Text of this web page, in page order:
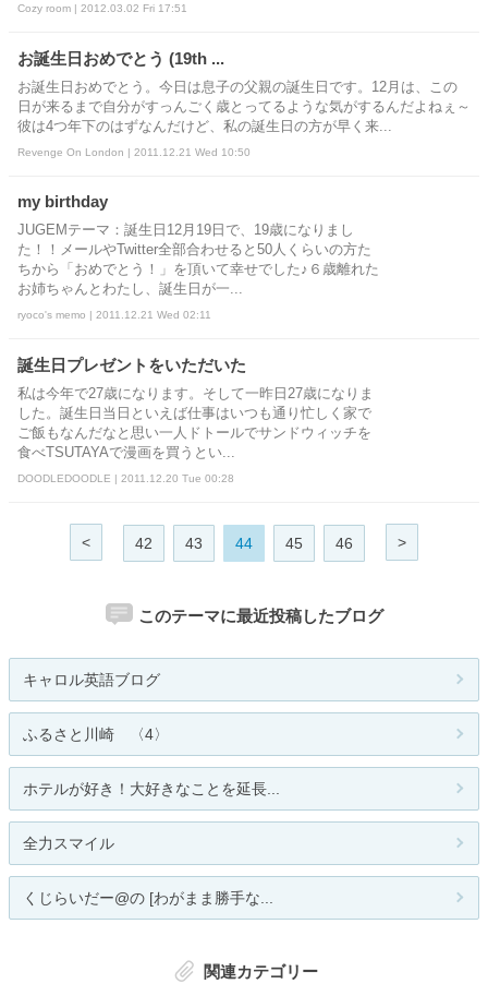
Cozy room | 2012.03.02 Fri 17:51
お誕生日おめでとう (19th ...
お誕生日おめでとう。今日は息子の父親の誕生日です。12月は、この
日が来るまで自分がすっんごく歳とってるような気がするんだよねぇ～
彼は4つ年下のはずなんだけど、私の誕生日の方が早く来...
Revenge On London | 2011.12.21 Wed 10:50
my birthday
JUGEMテーマ：誕生日12月19日で、19歳になりまし
た！！メールやTwitter全部合わせると50人くらいの方た
ちから「おめでとう！」を頂いて幸せでした♪６歳離れた
お姉ちゃんとわたし、誕生日が一...
ryoco's memo | 2011.12.21 Wed 02:11
誕生日プレゼントをいただいた
私は今年で27歳になります。そして一昨日27歳になりま
した。誕生日当日といえば仕事はいつも通り忙しく家で
ご飯もなんだなと思い一人ドトールでサンドウィッチを
食べTSUTAYAで漫画を買うとい...
DOODLEDOODLE | 2011.12.20 Tue 00:28
< 42 43 44 45 46 >
このテーマに最近投稿したブログ
キャロル英語ブログ
ふるさと川崎 〈4〉
ホテルが好き！大好きなことを延長...
全力スマイル
くじらいだー@の [わがまま勝手な...
関連カテゴリー